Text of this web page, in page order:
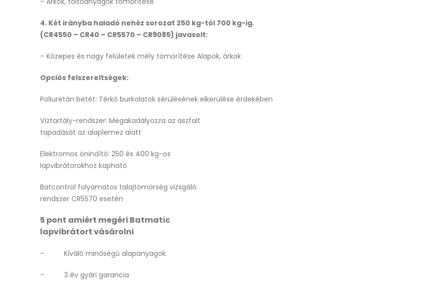
4. Két irányba haladó nehéz sorozat 250 kg-tól 700 kg-ig.
(CR4550 – CR40 – CR5570 – CR9085) javasolt:
– Közepes és nagy felületek mély tömörítése Alapok, árkok
Opciós felszereltségek:
Poliuretán betét: Térkő burkolatok sérülésének elkerülése érdekében
Víztartály-rendszer: Megakadályozza az aszfalt
tapadását az alaplemez alatt
Elektromos önindító: 250 és 400 kg-os
lapvibrátorokhoz kapható
Batcontrol folyamatos talajtömörség vizsgáló
rendszer CR5570 esetén
5 pont amiért megéri Batmatic
lapvibrátort vásárolni
– Kiváló minőségű alapanyagok.
– 3 év gyári garancia